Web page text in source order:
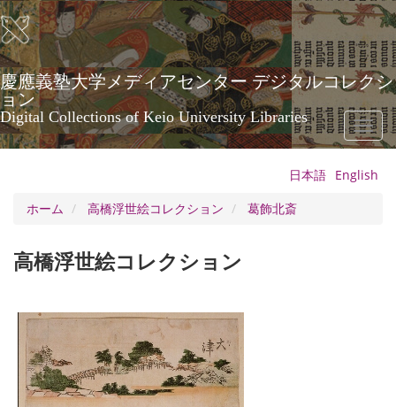
メ
イ
ン
コ
ン
テ
ン
ツ
に
慶應義塾大学メディアセンター デジタルコレクシ
ョン
Digital Collections of Keio University Libraries
Toggle
日本語 English
ホーム
高橋浮世絵コレクション 葛飾北斎
高橋浮世絵コレクション